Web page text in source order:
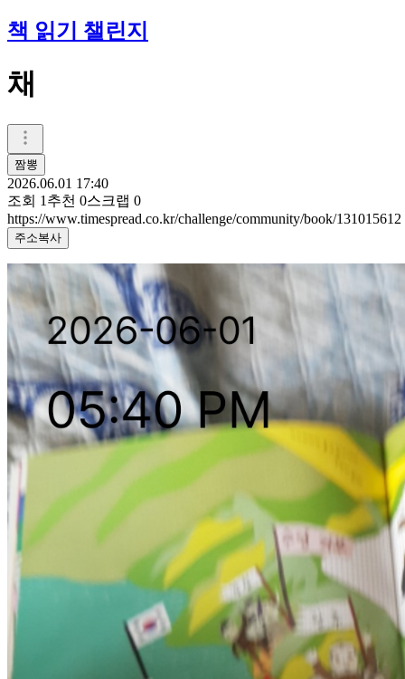
책 읽기 챌린지
채
짬뽕
2026.06.01 17:40
조회 1 추천 0스크랩 0
https://www.timespread.co.kr/challenge/community/book/131015612
주소복사